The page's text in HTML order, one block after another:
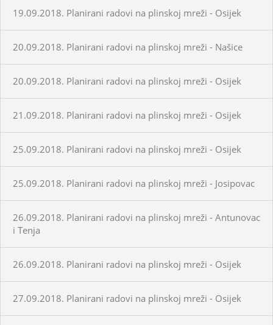
19.09.2018. Planirani radovi na plinskoj mreži - Osijek
20.09.2018. Planirani radovi na plinskoj mreži - Našice
20.09.2018. Planirani radovi na plinskoj mreži - Osijek
21.09.2018. Planirani radovi na plinskoj mreži - Osijek
25.09.2018. Planirani radovi na plinskoj mreži - Osijek
25.09.2018. Planirani radovi na plinskoj mreži - Josipovac
26.09.2018. Planirani radovi na plinskoj mreži - Antunovac
i Tenja
26.09.2018. Planirani radovi na plinskoj mreži - Osijek
27.09.2018. Planirani radovi na plinskoj mreži - Osijek